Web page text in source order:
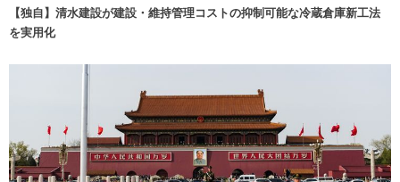
【独自】清水建設が建設・維持管理コストの抑制可能な冷蔵倉庫新工法
を実用化